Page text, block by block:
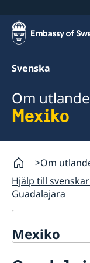
Svenska
Om
Mexiko
Om
Hjälp till
Guadalajara
Mexiko